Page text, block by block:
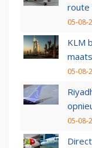
route
05-08-
KLM
05-08-
05-08-